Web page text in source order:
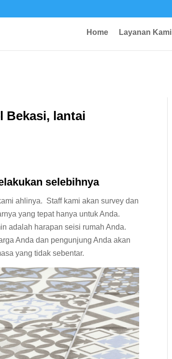
Home Layanan Kami
Bekasi, lantai
selebihnya
ahlinya. Staff kami akan survey dan
yang tepat hanya untuk Anda.
adalah harapan seisi rumah Anda.
Anda dan pengunjung Anda akan
yang tidak sebentar.